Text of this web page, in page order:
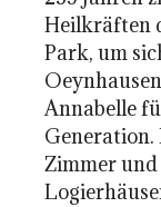
Heilkräften
Park, um
Annabelle
Generation.
Zimmer